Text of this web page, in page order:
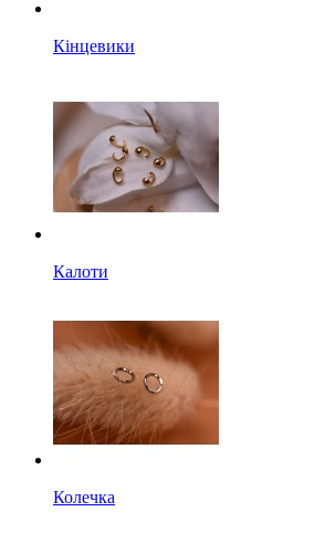
Кінцевики
Калоти
Колечка